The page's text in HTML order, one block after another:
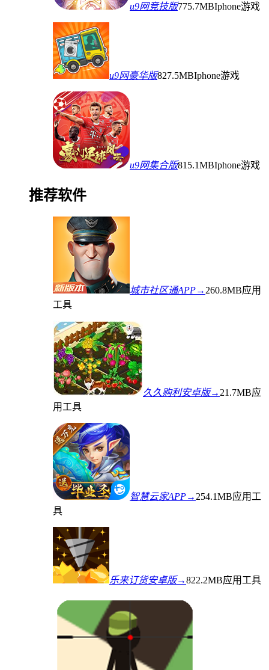
u9网竞技版775.7MBIphone游戏
u9网豪华版827.5MBIphone游戏
u9网集合版815.1MBIphone游戏
推荐软件
城市社区通APP→ 260.8MB应用
工具
久久购利安卓版→ 21.7MB应
用工具
智慧云家APP→ 254.1MB应用工
具
乐来订货安卓版→822.2MB应用工具